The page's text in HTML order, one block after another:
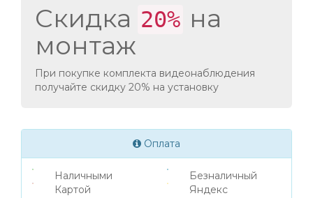
Скидка 20% на
монтаж
При покупке комплекта видеонаблюдения
получайте скидку 20% на установку
Оплата
Наличными
Картой
Безналичный
Яндекс